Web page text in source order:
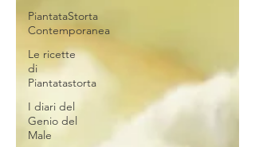
PiantataStorta
Contemporanea
Le ricette
di
Piantatastorta
I diari del
Genio del
Male